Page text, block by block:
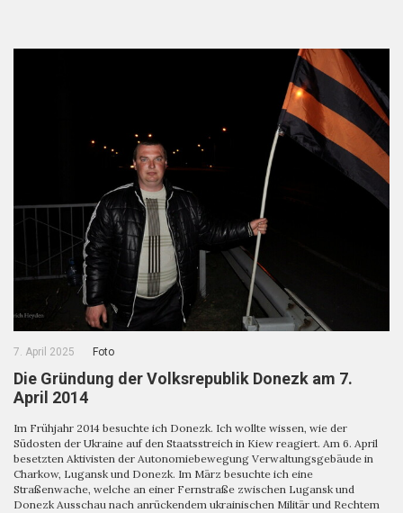
7. April 2025 Foto
Die Gründung der Volksrepublik Donezk am 7.
April 2014
Im Frühjahr 2014 besuchte ich Donezk. Ich wollte wissen, wie der
Südosten der Ukraine auf den Staatsstreich in Kiew reagiert. Am 6. April
besetzten Aktivisten der Autonomiebewegung Verwaltungsgebäude in
Charkow, Lugansk und Donezk. Im März besuchte ich eine
Straßenwache, welche an einer Fernstraße zwischen Lugansk und
Donezk Ausschau nach anrückendem ukrainischen Militär und Rechtem